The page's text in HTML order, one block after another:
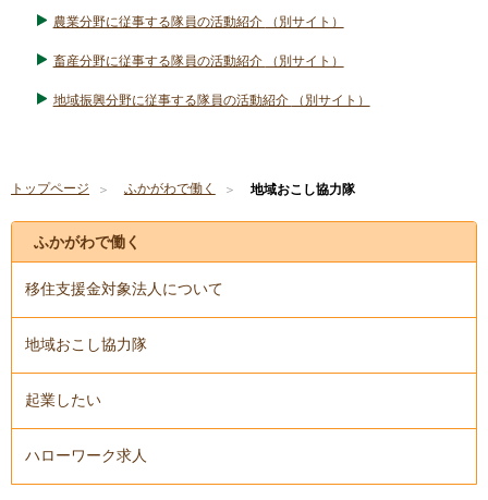
農業分野に従事する隊員の活動紹介 （別サイト）
畜産分野に従事する隊員の活動紹介 （別サイト）
地域振興分野に従事する隊員の活動紹介 （別サイト）
トップページ ふかがわで働く 地域おこし協力隊
ふかがわで働く
移住支援金対象法人について
地域おこし協力隊
起業したい
ハローワーク求人